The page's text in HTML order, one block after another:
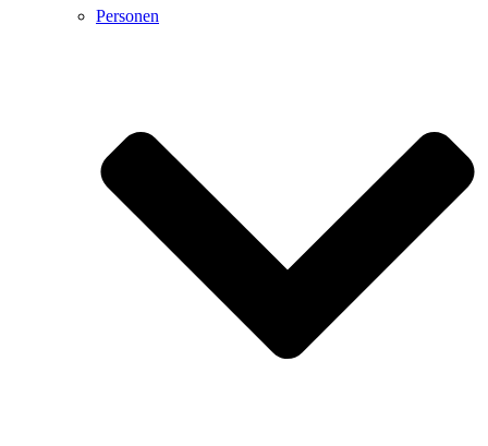
Personen